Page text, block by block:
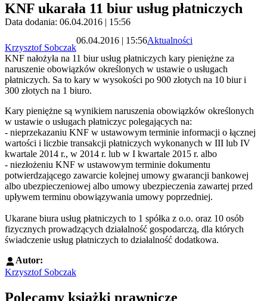
KNF ukarała 11 biur usług płatniczych
Data dodania: 06.04.2016 | 15:56
Krzysztof Sobczak
06.04.2016 | 15:56Aktualności
KNF nałożyła na 11 biur usług płatniczych kary pieniężne za
naruszenie obowiązków określonych w ustawie o usługach
płatniczych. Sa to kary w wysokości po 900 złotych na 10 biur i
300 złotych na 1 biuro.
Kary pieniężne są wynikiem naruszenia obowiązków określonych
w ustawie o usługach płatniczyc polegających na:
- nieprzekazaniu KNF w ustawowym terminie informacji o łącznej
wartości i liczbie transakcji płatniczych wykonanych w III lub IV
kwartale 2014 r., w 2014 r. lub w I kwartale 2015 r. albo
- niezłożeniu KNF w ustawowym terminie dokumentu
potwierdzającego zawarcie kolejnej umowy gwarancji bankowej
albo ubezpieczeniowej albo umowy ubezpieczenia zawartej przed
upływem terminu obowiązywania umowy poprzedniej.
Ukarane biura usług płatniczych to 1 spółka z o.o. oraz 10 osób
fizycznych prowadzących działalność gospodarczą, dla których
świadczenie usług płatniczych to działalność dodatkowa.
Autor:
Krzysztof Sobczak
Polecamy książki prawnicze